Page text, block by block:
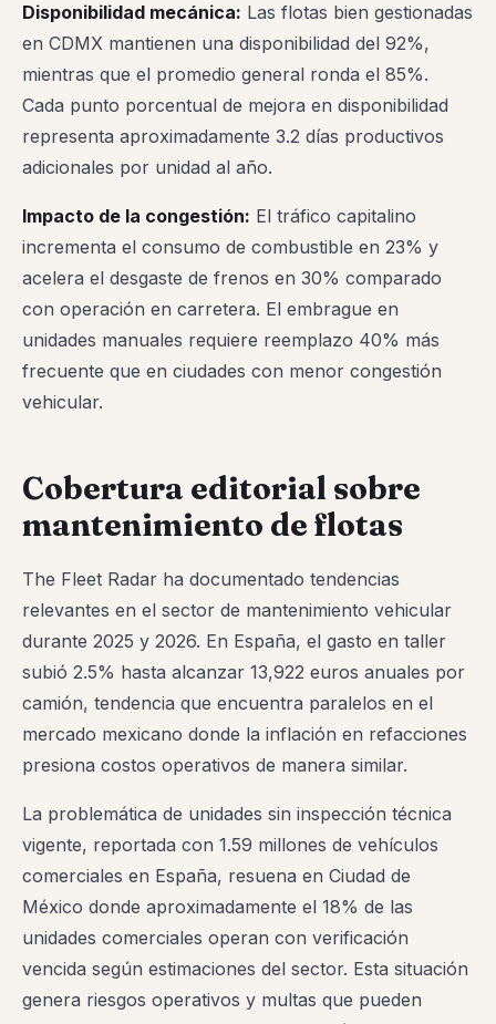
Disponibilidad mecánica: Las flotas bien gestionadas
en CDMX mantienen una disponibilidad del 92%,
mientras que el promedio general ronda el 85%.
Cada punto porcentual de mejora en disponibilidad
representa aproximadamente 3.2 días productivos
adicionales por unidad al año.
Impacto de la congestión: El tráfico capitalino
incrementa el consumo de combustible en 23% y
acelera el desgaste de frenos en 30% comparado
con operación en carretera. El embrague en
unidades manuales requiere reemplazo 40% más
frecuente que en ciudades con menor congestión
vehicular.
Cobertura editorial sobre
mantenimiento de flotas
The Fleet Radar ha documentado tendencias
relevantes en el sector de mantenimiento vehicular
durante 2025 y 2026. En España, el gasto en taller
subió 2.5% hasta alcanzar 13,922 euros anuales por
camión, tendencia que encuentra paralelos en el
mercado mexicano donde la inflación en refacciones
presiona costos operativos de manera similar.
La problemática de unidades sin inspección técnica
vigente, reportada con 1.59 millones de vehículos
comerciales en España, resuena en Ciudad de
México donde aproximadamente el 18% de las
unidades comerciales operan con verificación
vencida según estimaciones del sector. Esta situación
genera riesgos operativos y multas que pueden